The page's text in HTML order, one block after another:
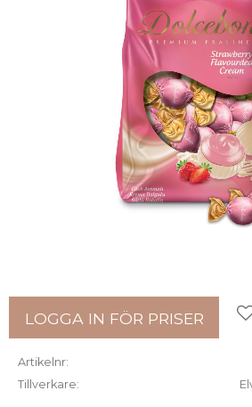
LOGGA IN FÖR PRISER
Artikelnr
Tillverkare